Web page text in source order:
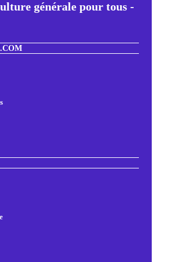
générale pour tous -